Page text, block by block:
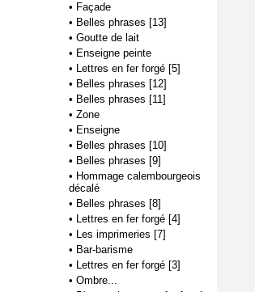
• Façade
• Belles phrases [13]
• Goutte de lait
• Enseigne peinte
• Lettres en fer forgé [5]
• Belles phrases [12]
• Belles phrases [11]
• Zone
• Enseigne
• Belles phrases [10]
• Belles phrases [9]
• Hommage calembourgeois
décalé
• Belles phrases [8]
• Lettres en fer forgé [4]
• Les imprimeries [7]
• Bar-barisme
• Lettres en fer forgé [3]
• Ombre...